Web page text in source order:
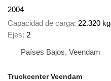
2004
Capacidad de carga 22.320 kg
Ejes 2
Países Bajos, Veendam
Truckcenter Veendam